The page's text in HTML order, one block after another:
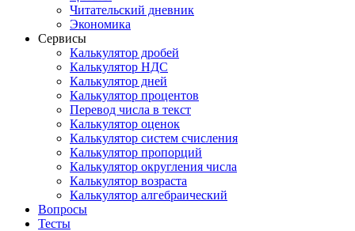
Читательский дневник
Экономика
Сервисы
Калькулятор дробей
Калькулятор НДС
Калькулятор дней
Калькулятор процентов
Перевод числа в текст
Калькулятор оценок
Калькулятор систем счисления
Калькулятор пропорций
Калькулятор округления числа
Калькулятор возраста
Калькулятор алгебраический
Вопросы
Тесты